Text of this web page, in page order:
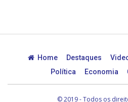
Home Destaques
Política
Economia
© 2019 - Todos os